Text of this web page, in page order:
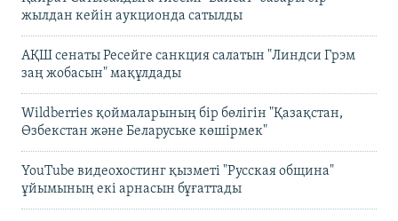
жылдан кейін аукционда сатылды
АҚШ сенаты Ресейге санкция салатын "Линдси Грэм
заң жобасын" мақұлдады
Wildberries қоймаларының бір бөлігін "Қазақстан,
Өзбекстан және Беларуське көшірмек"
YouTube видеохостинг қызметі "Русская община"
ұйымының екі арнасын бұғаттады